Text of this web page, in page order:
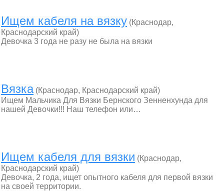
Ищем кабеля на вязку (Краснодар,
Краснодарский край)
Девочка 3 года не разу не была на вязки
Вязка(Краснодар, Краснодарский край)
Ищем Мальчика Для Вязки Бернского Зенненхунда для
нашей Девочки!!! Наш телефон или…
Ищем кабеля для вязки (Краснодар,
Краснодарский край)
Девочка, 2 года, ищет опытного кабеля для первой вязки
на своей территории.